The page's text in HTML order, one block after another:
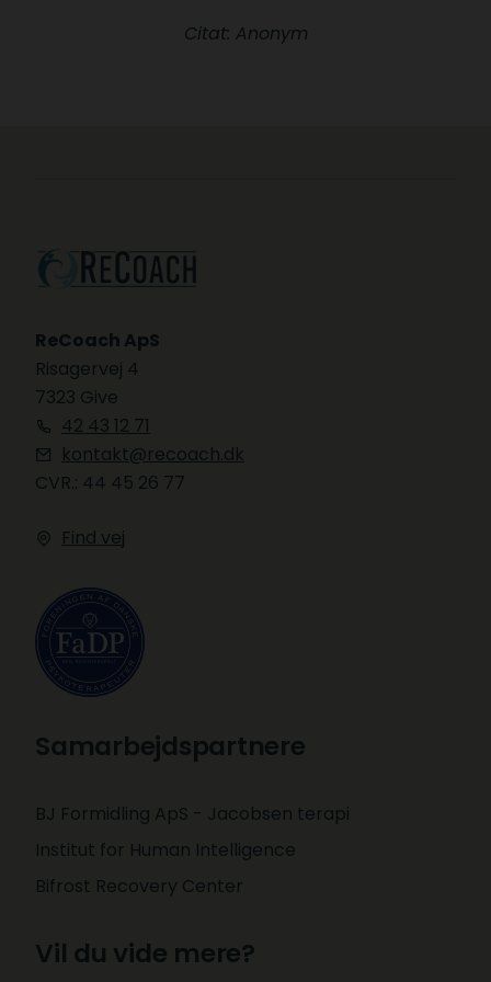
Citat: Anonym
ReCoach ApS
Risagervej 4
7323 Give
42 43 12 71
kontakt@recoach.dk
CVR.: 44 45 26 77
Find vej
Samarbejdspartnere
BJ Formidling ApS​ - Jacobsen terapi
Institut for Human Intelligence
Bifrost Recovery Center
Vil du vide mere?